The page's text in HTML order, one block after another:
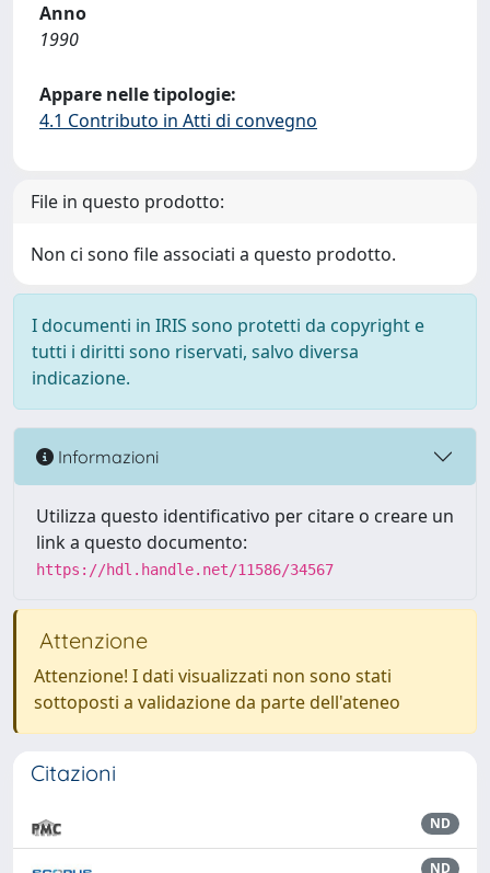
Anno
1990
Appare nelle tipologie:
4.1 Contributo in Atti di convegno
File in questo prodotto:
Non ci sono file associati a questo prodotto.
I documenti in IRIS sono protetti da copyright e
tutti i diritti sono riservati, salvo diversa
indicazione.
Informazioni
Utilizza questo identificativo per citare o creare un
link a questo documento:
https://hdl.handle.net/11586/34567
Attenzione
Attenzione! I dati visualizzati non sono stati
sottoposti a validazione da parte dell'ateneo
Citazioni
ND
ND